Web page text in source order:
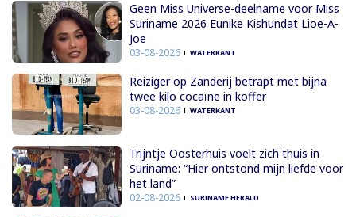
Geen Miss Universe-deelname voor Miss
Suriname 2026 Eunike Kishundat Lioe-A-
Joe
03-08-2026 WATERKANT
Reiziger op Zanderij betrapt met bijna
twee kilo cocaïne in koffer
03-08-2026 WATERKANT
Trijntje Oosterhuis voelt zich thuis in
Suriname: “Hier ontstond mijn liefde voor
het land”
02-08-2026 SURINAME HERALD